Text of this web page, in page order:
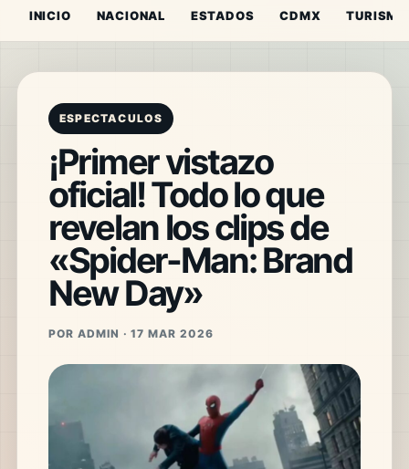
INICIO NACIONAL ESTADOS CDMX TURISMO
ESPECTACULOS
¡Primer vistazo
oficial! Todo lo que
revelan los clips de
«Spider-Man: Brand
New Day»
POR ADMIN · 17 MAR 2026